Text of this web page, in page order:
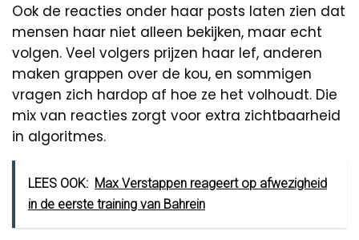
Ook de reacties onder haar posts laten zien dat
mensen haar niet alleen bekijken, maar echt
volgen. Veel volgers prijzen haar lef, anderen
maken grappen over de kou, en sommigen
vragen zich hardop af hoe ze het volhoudt. Die
mix van reacties zorgt voor extra zichtbaarheid
in algoritmes.
LEES OOK: Max Verstappen reageert op afwezigheid
in de eerste training van Bahrein